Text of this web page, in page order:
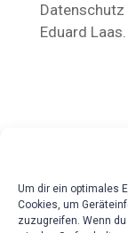
Um dir ein optimales
Cookies, um
zuzugreifen. Wenn
Datenschutz
Eduard Laas.